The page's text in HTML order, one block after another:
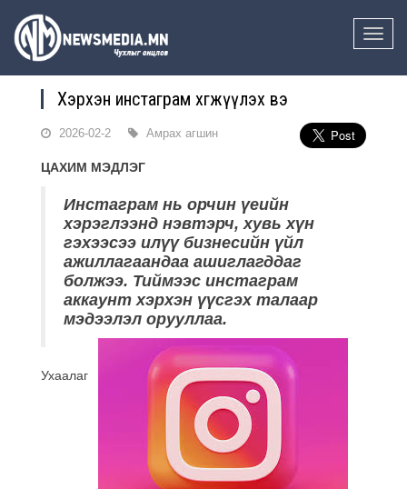
Toggle
Хэрхэн инстаграм хөгжүүлэх вэ
2026-02-2 Амрах агшин
ЦАХИМ МЭДЛЭГ
Инстаграм нь орчин үеийн
хэрэглээнд нэвтэрч, хувь хүн
гэхээсээ илүү бизнесийн үйл
ажиллагаандаа ашиглагддаг
болжээ. Тиймээс инстаграм
аккаунт хэрхэн үүсгэх талаар
мэдээлэл орууллаа.
Ухаалаг